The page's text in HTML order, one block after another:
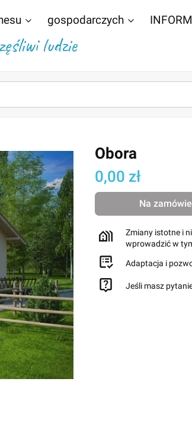
gospodarczych
ludzie
Obora
Cena
0,00 zł
Na
Zmiany istotne i
wprowadzić w
Adaptacja i
Jeśli masz